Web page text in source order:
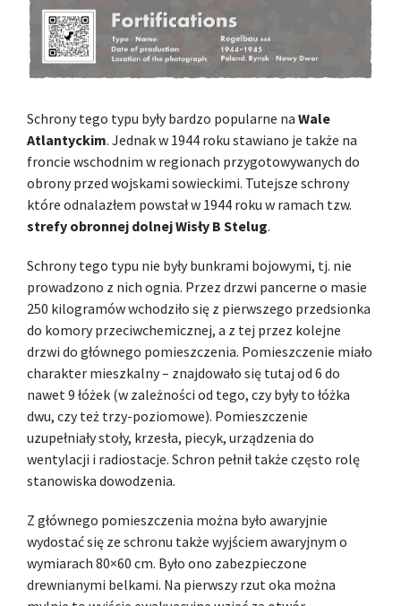
Schrony tego typu były bardzo popularne na Wale
Atlantyckim. Jednak w 1944 roku stawiano je także na
froncie wschodnim w regionach przygotowywanych do
obrony przed wojskami sowieckimi. Tutejsze schrony
które odnalazłem powstał w 1944 roku w ramach tzw.
strefy obronnej dolnej Wisły B Stelug.
Schrony tego typu nie były bunkrami bojowymi, tj. nie
prowadzono z nich ognia. Przez drzwi pancerne o masie
250 kilogramów wchodziło się z pierwszego przedsionka
do komory przeciwchemicznej, a z tej przez kolejne
drzwi do głównego pomieszczenia. Pomieszczenie miało
charakter mieszkalny – znajdowało się tutaj od 6 do
nawet 9 łóżek (w zależności od tego, czy były to łóżka
dwu, czy też trzy-poziomowe). Pomieszczenie
uzupełniały stoły, krzesła, piecyk, urządzenia do
wentylacji i radiostacje. Schron pełnił także często rolę
stanowiska dowodzenia.
Z głównego pomieszczenia można było awaryjnie
wydostać się ze schronu także wyjściem awaryjnym o
wymiarach 80×60 cm. Było ono zabezpieczone
drewnianymi belkami. Na pierwszy rzut oka można